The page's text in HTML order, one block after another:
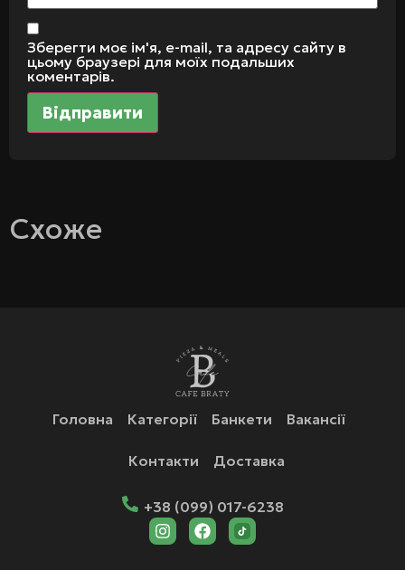
Зберегти моє ім'я, e-mail, та адресу сайту в
цьому браузері для моїх подальших
коментарів.
Схоже
Головна Категорії Банкети Вакансії
Контакти Доставка
+38 (099) 017-6238